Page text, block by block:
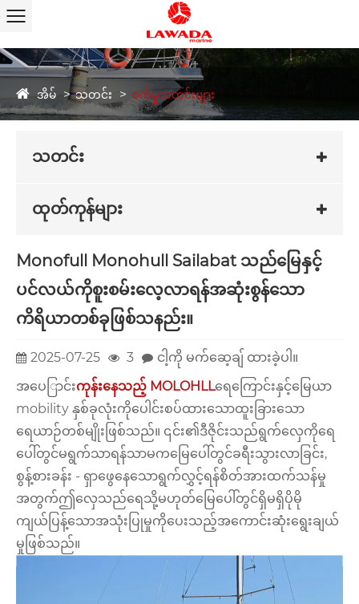
အိမ် သတင်း စက်မှုသတင်းများ
သတင်း
ထုတ်ကုန်များ
Monofull Monohull Sailabat သည်မြေနှင့်
ပင်လယ်ကိုစူးစမ်းလေ့လာရန်အဆုံးစွန်သော
ကိရိယာတစ်ခုဖြစ်သနည်း။
2025-07-25 3
ငါ့ကို မက်ဆေ့ချ် ထားခဲ့ပါ။
အပေြာင်းကုန်းနေသည့် MOLOHLLရေကြောင်းနှင့်မြေယာ
mobility နှစ်ခုလုံးကိုပေါင်းစပ်ထားသောထူးခြားသော
ရေယာဉ်တစ်မျိုးဖြစ်သည်။ ၎င်း၏ဒီဇိုင်းသည်ရွက်လှေကိုရေ
ပေါ်တွင်မရွက်သာရန်သာမကမြေပေါ်တွင်ခရီးသွားလာခြင်း,
စွန့်စားခန်း - ရှာဖွေနေသောရွက်လွှင့်ရန်စိတ်အားထက်သန်မှု
အတွက်ဤလှေသည်ရေသို့မဟုတ်မြေပေါ်တွင်ရှိမရှိပိုမို
ကျယ်ပြန့်သောအသုံးပြုမှုကိုပေးသည့်အကောင်းဆုံးရွေးချယ်
မှုဖြစ်သည်။